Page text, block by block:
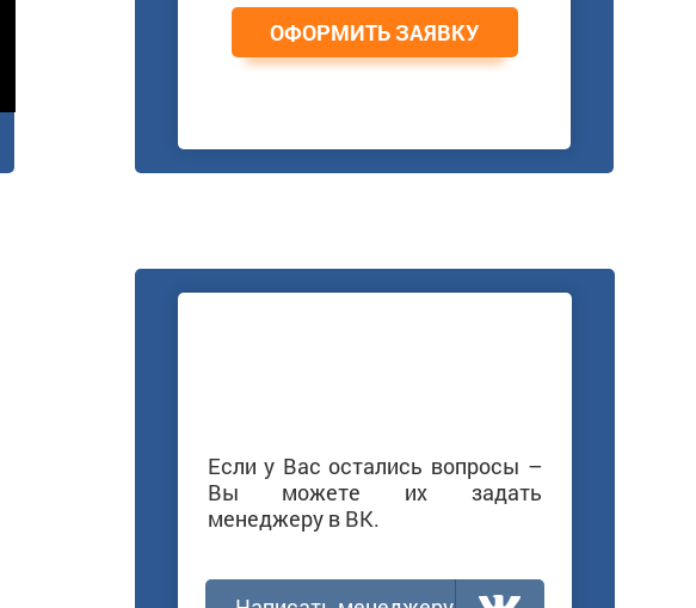
ОФОРМИТЬ ЗАЯВКУ
Если у Вас остались вопросы –
Вы можете их задать
менеджеру в ВК.